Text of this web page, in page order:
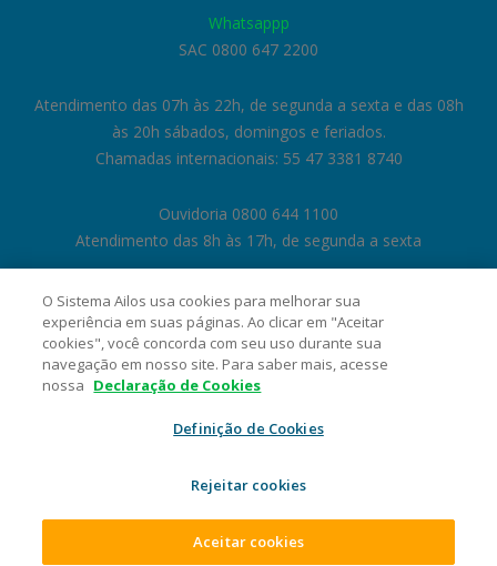
Whatsappp
SAC 0800 647 2200
Atendimento das 07h às 22h, de segunda a sexta e das 08h
às 20h sábados, domingos e feriados.
Chamadas internacionais: 55 47 3381 8740
Ouvidoria 0800 644 1100
Atendimento das 8h às 17h, de segunda a sexta
Cooperativa Central de Crédito Ailos - CNPJ 05.463.212/0001-29 Rua
O Sistema Ailos usa cookies para melhorar sua
experiência em suas páginas. Ao clicar em "Aceitar
cookies", você concorda com seu uso durante sua
navegação em nosso site. Para saber mais, acesse
nossa Declaração de Cookies
Definição de Cookies
Rejeitar cookies
Aceitar cookies